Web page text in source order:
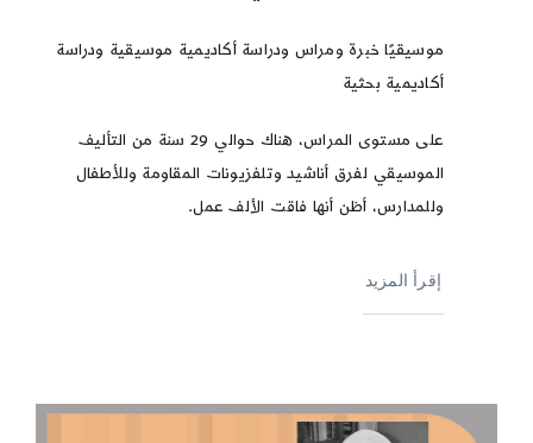
موسيقيًا خبرة ومراس ودراسة أكاديمية موسيقية ودراسة
أكاديمية بحثية
على مستوى المراس، هناك حوالي 29 سنة من التأليف
الموسيقي لفرق أناشيد وتلفزيونات المقاومة وللأطفال
وللمدارس، أظن أنها فاقت الألف عمل.
إقرأ المزيد